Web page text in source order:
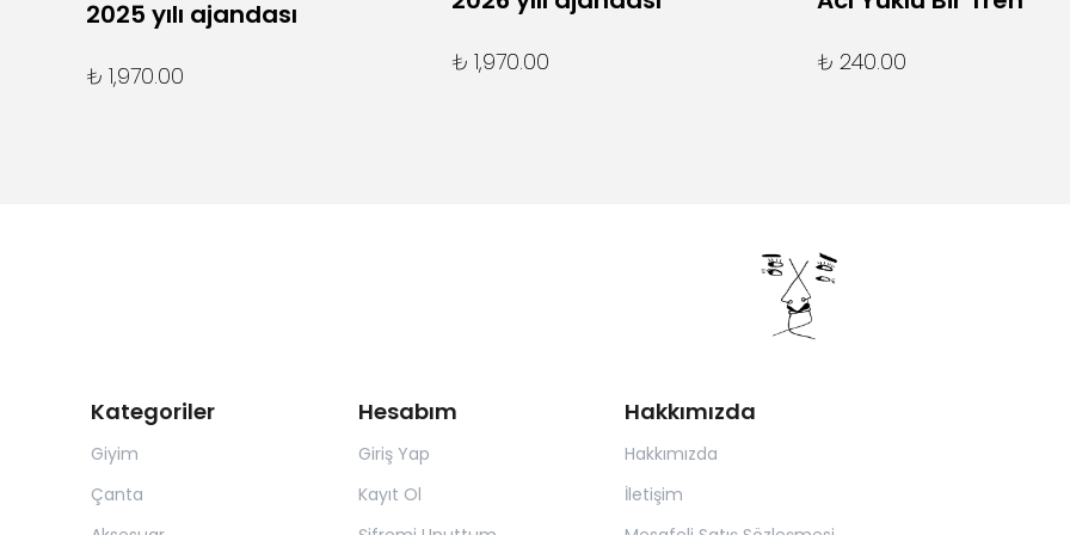
2025 yılı ajandası
₺ 1,970.00 ₺ 1,970.00 ₺ 240.00
Kategoriler
Giyim
Çanta
Hesabım
Giriş Yap
Kayıt Ol
Hakkımızda
Hakkımızda
İletişim